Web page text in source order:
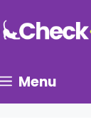
Menu